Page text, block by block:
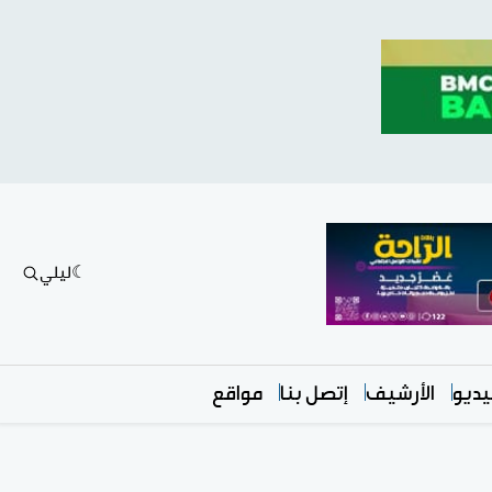
ليلي
الأرشيف إتصل بنا مواقع